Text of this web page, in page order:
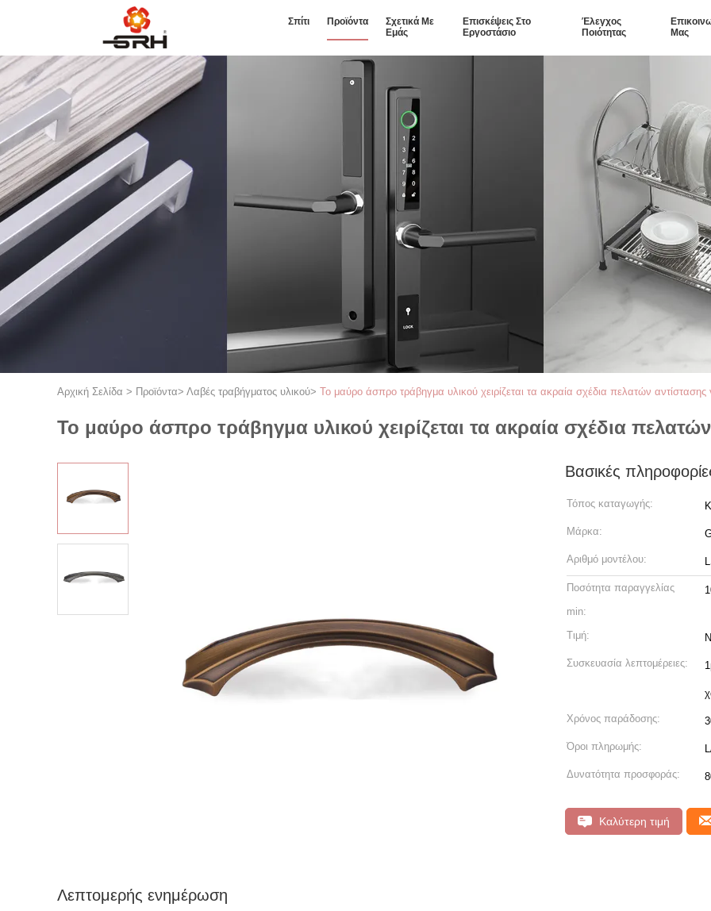
Σπίτι Προϊόντα
Σχετικά Με
Εμάς
Επισκέψεις Στο
Εργοστάσιο
Έλεγχος
Ποιότητας
Μας
Αρχική Σελίδα > Προϊόντα> Λαβές τραβήγματος υλικού> Το μαύρο άσπρο τράβηγμα υλικού χειρίζεται τα ακραία σχέδια πελατών
Το μαύρο άσπρο τράβηγμα υλικού χειρίζεται τα ακραία σχέδια
Βασικές
Τόπος καταγωγής:
Μάρκα:
Αριθμό μοντέλου:
Ποσότητα παραγγελίας
min:
Τιμή:
Συσκευασία λεπτομέρειες:
Χρόνος παράδοσης:
Όροι πληρωμής:
Δυνατότητα προσφοράς:
Καλύτερη τιμή
Λεπτομερής ενημέρωση